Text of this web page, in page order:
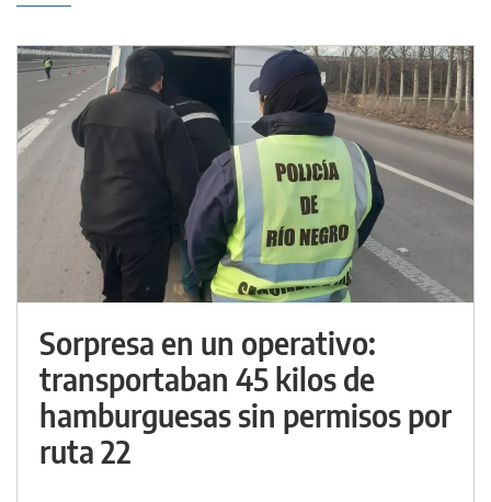
Sorpresa en un operativo:
transportaban 45 kilos de
hamburguesas sin permisos por
ruta 22